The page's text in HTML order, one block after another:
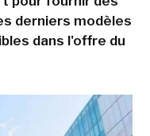
derniers modèles
dans l'offre du